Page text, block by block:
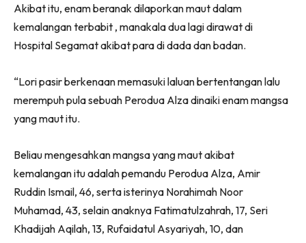
Akibat itu, enam beranak dilaporkan maut dalam
kemalangan terbabit , manakala dua lagi dirawat di
Hospital Segamat akibat para di dada dan badan.
“Lori pasir berkenaan memasuki laluan bertentangan lalu
merempuh pula sebuah Perodua Alza dinaiki enam mangsa
yang maut itu.
Beliau mengesahkan mangsa yang maut akibat
kemalangan itu adalah pemandu Perodua Alza, Amir
Ruddin Ismail, 46, serta isterinya Norahimah Noor
Muhamad, 43, selain anaknya Fatimatulzahrah, 17, Seri
Khadijah Aqilah, 13, Rufaidatul Asyariyah, 10, dan